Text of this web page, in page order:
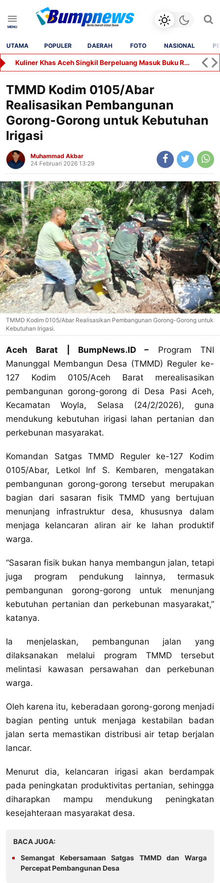
UTAMA POPULER DAERAH FOTO NASIONAL
Kuliner Khas Aceh Singkil Berpeluang Masuk Buku Resep Nusantara
TMMD Kodim 0105/Abar
Realisasikan Pembangunan
Gorong-Gorong untuk Kebutuhan
Irigasi
Muhammad Akbar
24 Februari 2026 13:29
TMMD Kodim 0105/Abar Realisasikan Pembangunan Gorong-Gorong untuk
Kebutuhan Irigasi.
Aceh Barat | BumpNews.ID – Program TNI
Manunggal Membangun Desa (TMMD) Reguler ke-
127 Kodim 0105/Aceh Barat merealisasikan
pembangunan gorong-gorong di Desa Pasi Aceh,
Kecamatan Woyla, Selasa (24/2/2026), guna
mendukung kebutuhan irigasi lahan pertanian dan
perkebunan masyarakat.
Komandan Satgas TMMD Reguler ke-127 Kodim
0105/Abar, Letkol Inf S. Kembaren, mengatakan
pembangunan gorong-gorong tersebut merupakan
bagian dari sasaran fisik TMMD yang bertujuan
menunjang infrastruktur desa, khususnya dalam
menjaga kelancaran aliran air ke lahan produktif
warga.
“Sasaran fisik bukan hanya membangun jalan, tetapi
juga program pendukung lainnya, termasuk
pembangunan gorong-gorong untuk menunjang
kebutuhan pertanian dan perkebunan masyarakat,”
katanya.
Ia menjelaskan, pembangunan jalan yang
dilaksanakan melalui program TMMD tersebut
melintasi kawasan persawahan dan perkebunan
warga.
Oleh karena itu, keberadaan gorong-gorong menjadi
bagian penting untuk menjaga kestabilan badan
jalan serta memastikan distribusi air tetap berjalan
lancar.
Menurut dia, kelancaran irigasi akan berdampak
pada peningkatan produktivitas pertanian, sehingga
diharapkan mampu mendukung peningkatan
kesejahteraan masyarakat desa.
BACA JUGA:
Semangat Kebersamaan Satgas TMMD dan Warga
Percepat Pembangunan Desa